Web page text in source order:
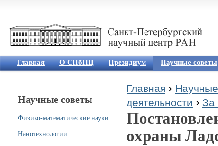
Главная О СПбНЦ Президиум Научные советы
Вы здесь
Главная ›
деятельности › За
охраны
Научные советы
Физико-математические науки
Нанотехнологии